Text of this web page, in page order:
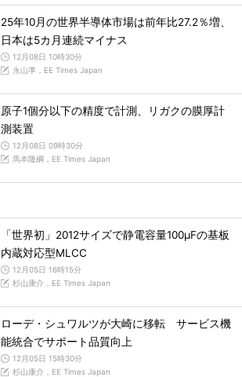
25年10月の世界半導体市場は前年比27.2％増、
日本は5カ月連続マイナス
12月08日 10時30分
永山準，EE Times Japan
原子1個分以下の精度で計測、リガクの膜厚計
測装置
12月08日 09時30分
馬本隆綱，EE Times Japan
「世界初」2012サイズで静電容量100μFの基板
内蔵対応型MLCC
12月05日 16時15分
杉山康介，EE Times Japan
ローデ・シュワルツが大崎に移転 サービス機
能統合でサポート品質向上
12月05日 15時30分
杉山康介，EE Times Japan